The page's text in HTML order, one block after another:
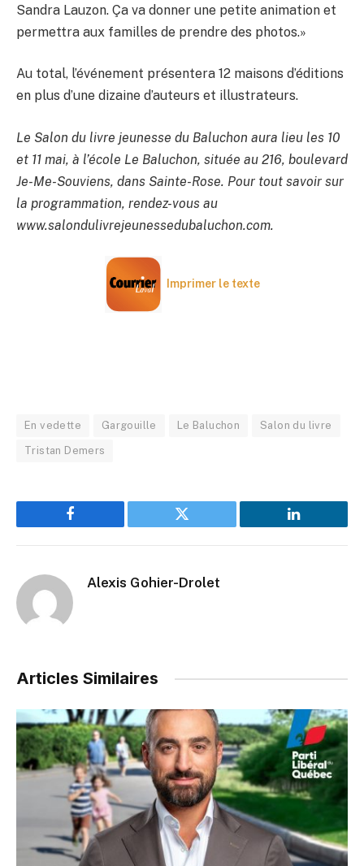
Sandra Lauzon. Ça va donner une petite animation et
permettra aux familles de prendre des photos.»
Au total, l’événement présentera 12 maisons d’éditions
en plus d’une dizaine d’auteurs et illustrateurs.
Le Salon du livre jeunesse du Baluchon aura lieu les 10
et 11 mai, à l’école Le Baluchon, située au 216, boulevard
Je-Me-Souviens, dans Sainte-Rose. Pour tout savoir sur
la programmation, rendez-vous au
www.salondulivrejeunessedubaluchon.com.
Imprimer le texte
En vedette Gargouille Le Baluchon Salon du livre
Tristan Demers
Facebook Twitter LinkedIn
Alexis Gohier-Drolet
Articles Similaires